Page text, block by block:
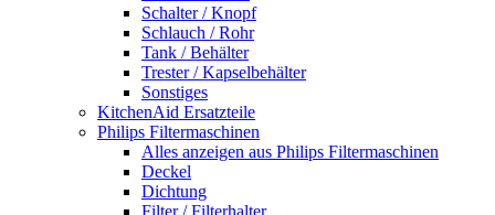
Schalter / Knopf
Schlauch / Rohr
Tank / Behälter
Trester / Kapselbehälter
Sonstiges
KitchenAid Ersatzteile
Philips Filtermaschinen
Alles anzeigen aus Philips Filtermaschinen
Deckel
Dichtung
Filter / Filterhalter